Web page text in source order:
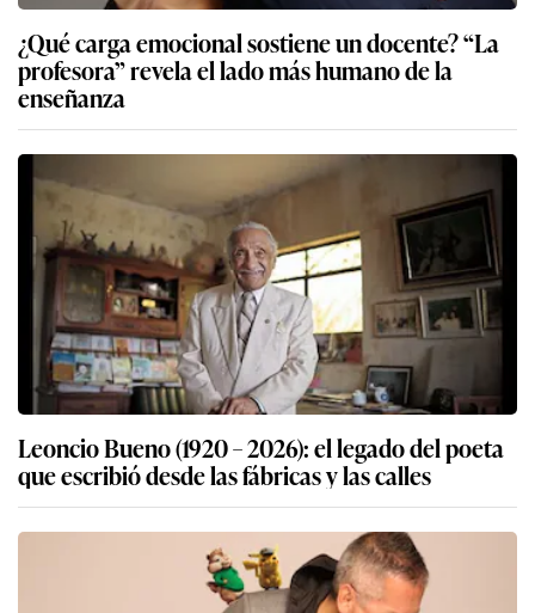
¿Qué carga emocional sostiene un docente? “La
profesora” revela el lado más humano de la
enseñanza
Leoncio Bueno (1920 – 2026): el legado del poeta
que escribió desde las fábricas y las calles